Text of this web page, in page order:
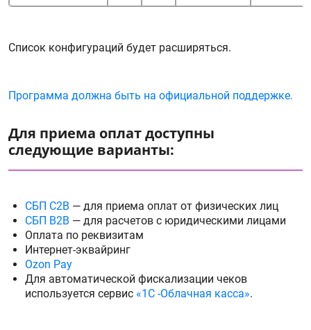
Список конфигураций будет расширяться.
Программа должна быть на официальной поддержке.
Для приема оплат доступны
следующие варианты:
СБП C2B — для приема оплат от физических лиц
СБП B2B — для расчетов с юридическими лицами
Оплата по реквизитам
Интернет-эквайринг
Ozon Pay
Для автоматической фискализации чеков
используется сервис «1С -Облачная касса».